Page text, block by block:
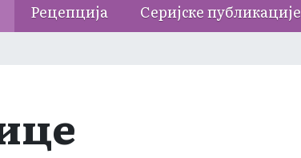
Рецепција Серијске публикације